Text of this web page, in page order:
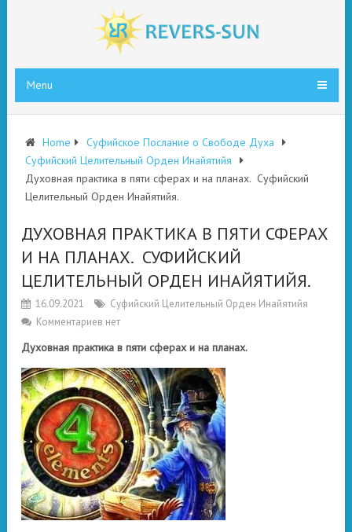
Menu
Home
Суфийское Послание о Свободе Духа
Суфийский Целительный Орден Инайятийя
Духовная практика в пяти сферах и на планах. Суфийский
Целительный Орден Инайятийя.
ДУХОВНАЯ ПРАКТИКА В ПЯТИ СФЕРАХ
И НА ПЛАНАХ. СУФИЙСКИЙ
ЦЕЛИТЕЛЬНЫЙ ОРДЕН ИНАЙЯТИЙЯ.
16.09.2021
Суфийский Целительный Орден Инайятийя
Комментариев нет
Духовная практика в пяти сферах и на планах.